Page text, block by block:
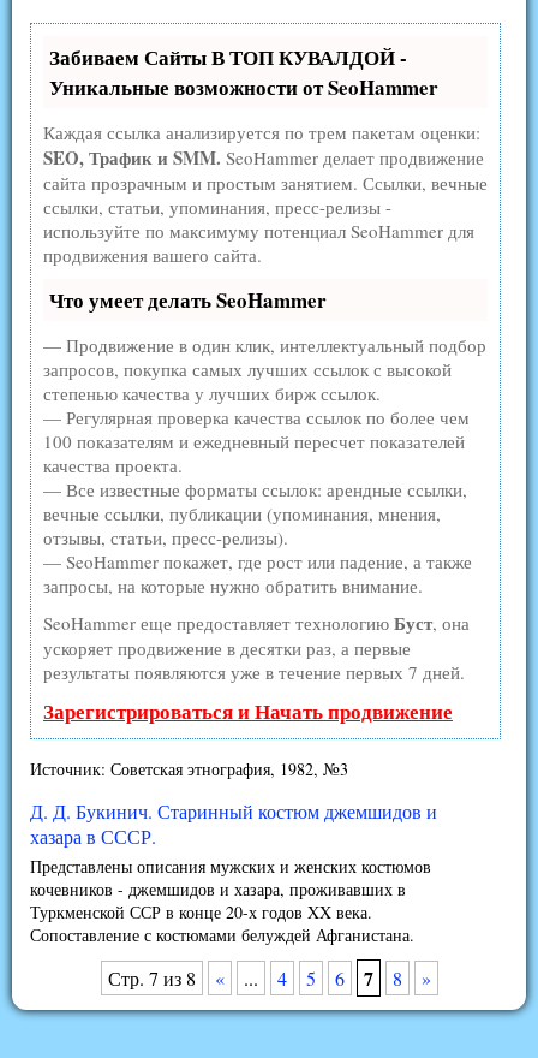
Забиваем Сайты В ТОП КУВАЛДОЙ -
Уникальные возможности от SeoHammer
Каждая ссылка анализируется по трем пакетам оценки:
SEO, Трафик и SMM. SeoHammer делает продвижение
сайта прозрачным и простым занятием. Ссылки, вечные
ссылки, статьи, упоминания, пресс-релизы -
используйте по максимуму потенциал SeoHammer для
продвижения вашего сайта.
Что умеет делать SeoHammer
— Продвижение в один клик, интеллектуальный подбор
запросов, покупка самых лучших ссылок с высокой
степенью качества у лучших бирж ссылок.
— Регулярная проверка качества ссылок по более чем
100 показателям и ежедневный пересчет показателей
качества проекта.
— Все известные форматы ссылок: арендные ссылки,
вечные ссылки, публикации (упоминания, мнения,
отзывы, статьи, пресс-релизы).
— SeoHammer покажет, где рост или падение, а также
запросы, на которые нужно обратить внимание.
SeoHammer еще предоставляет технологию Буст, она
ускоряет продвижение в десятки раз, а первые
результаты появляются уже в течение первых 7 дней.
Зарегистрироваться и Начать продвижение
Источник: Советская этнография, 1982, №3
Д. Д. Букинич. Старинный костюм джемшидов и
хазара в СССР.
Представлены описания мужских и женских костюмов
кочевников - джемшидов и хазара, проживавших в
Туркменской ССР в конце 20-х годов XX века.
Сопоставление с костюмами белуждей Афганистана.
Стр. 7 из 8 « ... 4 5 6 7 8 »